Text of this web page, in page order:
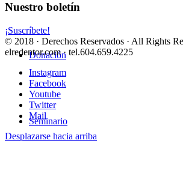
Donación
Seminario
Nuestro boletín
¡Suscríbete!
© 2018 · Derechos Reservados · All Rights
elredentor.com · tel.604.659.4225
Instagram
Facebook
Youtube
Twitter
Mail
Desplazarse hacia arriba